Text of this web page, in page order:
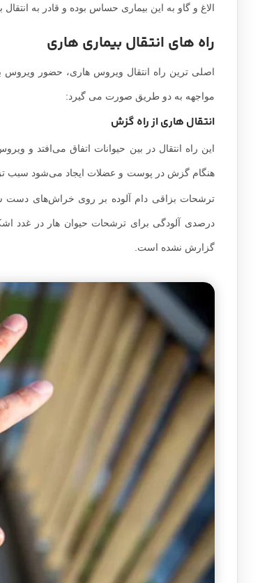
الاغ و گاو به این بیماری حساس بوده و قادر به
راه های انتقال بیماری هاری
اصلی ترین راه انتقال ویروس هاری، حضور ویروس
مواجهه به دو طریق صورت می گیرد:
انتقال هاری از راه گزش
این راه انتقال در بین حیوانات اتفاق می‌افتد و
هنگام گزش در پوست و عضلات ایجاد می‌شود سبب
ترشحات بزاقی دام آلوده بر روی خراش‌های دست
درصدی آلودگی برای ترشحات حیوان هار در غدد
گزارش نشده است.